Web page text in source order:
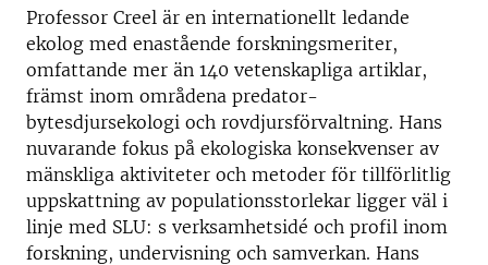
Professor Creel är en internationellt ledande
ekolog med enastående forskningsmeriter,
omfattande mer än 140 vetenskapliga artiklar,
främst inom områdena predator-
bytesdjursekologi och rovdjursförvaltning. Hans
nuvarande fokus på ekologiska konsekvenser av
mänskliga aktiviteter och metoder för tillförlitlig
uppskattning av populationsstorlekar ligger väl i
linje med SLU: s verksamhetsidé och profil inom
forskning, undervisning och samverkan. Hans